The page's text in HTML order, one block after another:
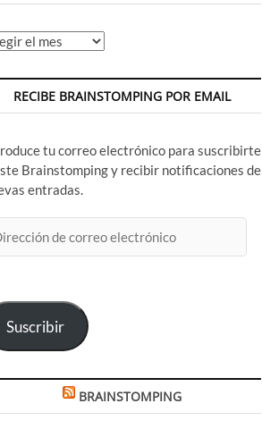
RECIBE BRAINSTOMPING POR EMAIL
tu correo electrónico para suscribirte
Brainstomping y recibir notificaciones de
entradas.
Suscribir
BRAINSTOMPING